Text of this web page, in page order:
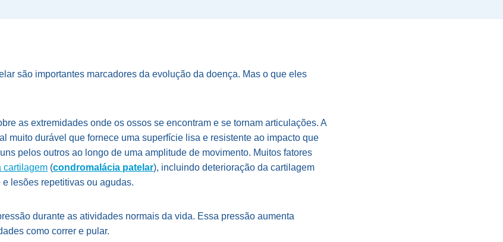
são importantes marcadores da evolução da doença. Mas o que eles
as extremidades onde os ossos se encontram e se tornam articulações. A
muito durável que fornece uma superfície lisa e resistente ao impacto que
pelos outros ao longo de uma amplitude de movimento. Muitos fatores
cartilagem (condromalácia patelar), incluindo deterioração da cartilagem
lesões repetitivas ou agudas.
durante as atividades normais da vida. Essa pressão aumenta
como correr e pular.